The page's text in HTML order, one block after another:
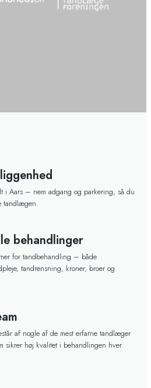
i Aars – nem adgang og parkering, så du
tandlægen.
behandlinger​
for tandbehandling – både
tandrensning, kroner, broer og
af nogle af de mest erfarne tandlæger
sikrer høj kvalitet i behandlingen hver